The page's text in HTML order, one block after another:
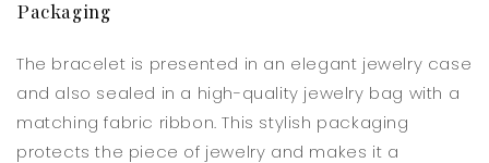
Packaging
The bracelet is presented in an elegant jewelry case
and also sealed in a high-quality jewelry bag with a
matching fabric ribbon. This stylish packaging
protects the piece of jewelry and makes it a